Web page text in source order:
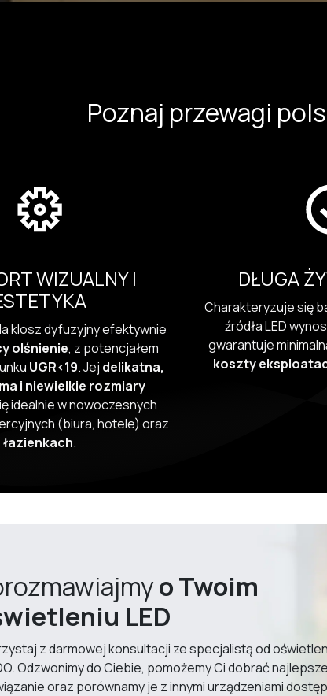
Poznaj przewagi
DŁUGA
Charakteryzuje się
źródła LED
gwarantuje
koszty
WIZUALNY I
klosz dyfuzyjny efektywnie
olśnienie, z potencjałem
UGR<19. Jej delikatna,
i niewielkie rozmiary
idealnie w nowoczesnych
(biura, hotele) oraz
łazienkach.
o Twoim
LED
z darmowej konsultacji ze specjalistą od
Odzwonimy do Ciebie, pomożemy Ci dobrać
oraz porównamy je z innymi urządzeniami